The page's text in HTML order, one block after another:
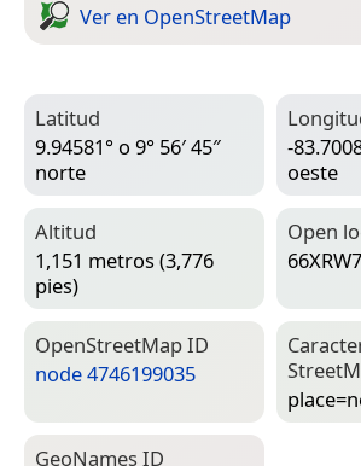
Ver en Open­Street­Map
Latitud
9.94581° o 9° 56′ 45″
norte
-
oeste
Altitud
1,151 metros (3,776
pies)
Open
Open­Street­Map ID
node 4746199035
Geo­Names ID